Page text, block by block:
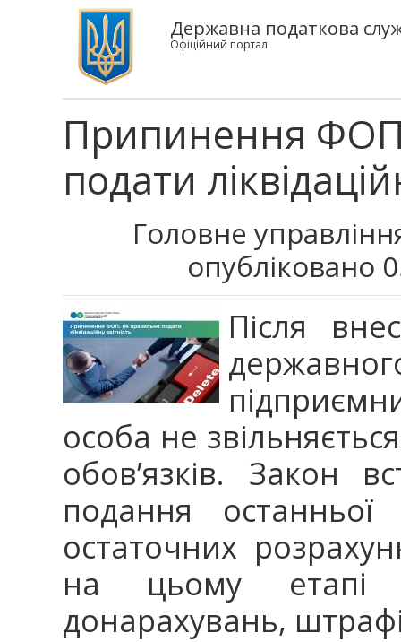
Державна податкова
Офіційний портал
Припинення
подати
Головне
опубліковано
Після
особа не
обов’язків. Закон
подання останньої
остаточних
на цьому етапі
донарахувань,